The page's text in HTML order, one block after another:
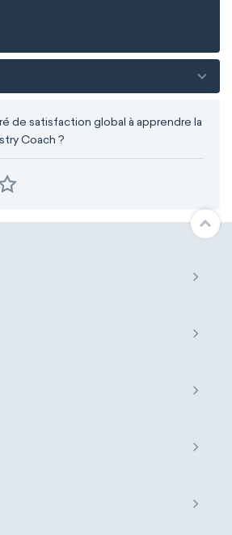
de satisfaction global à apprendre la
Coach ?